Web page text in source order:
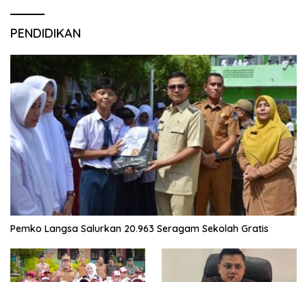
PENDIDIKAN
Pemko Langsa Salurkan 20.963 Seragam Sekolah Gratis